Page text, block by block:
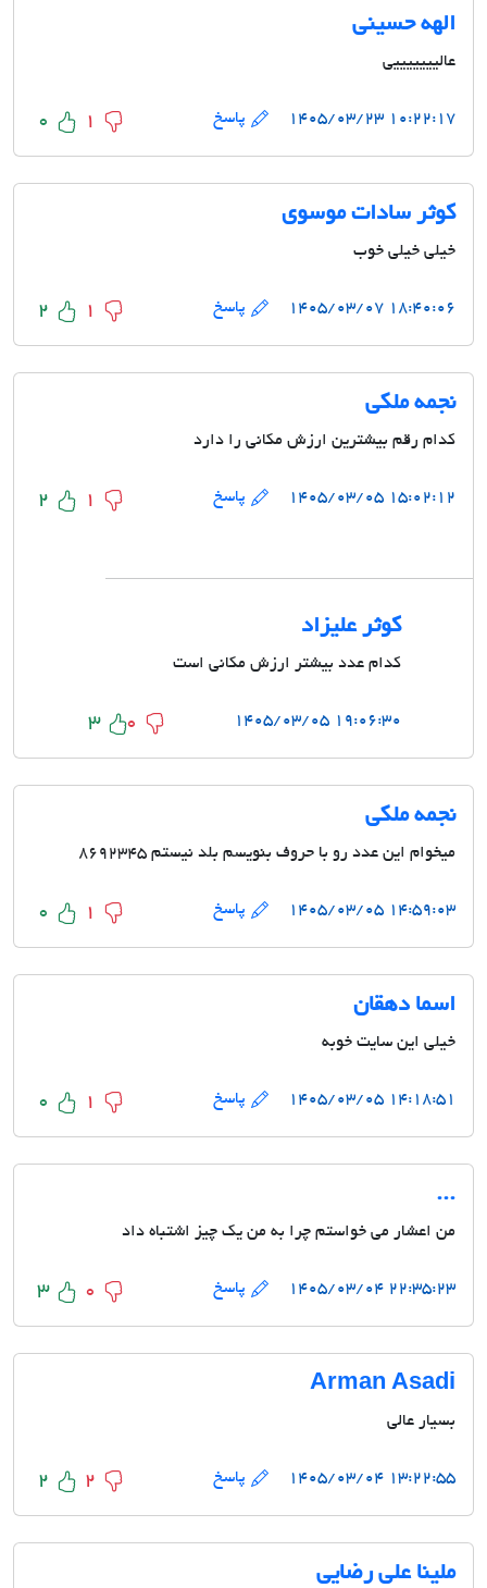
الهه حسینی
عالیییییییی
۱۰:۲۲:۱۷ ۱۴۰۵/۰۳/۲۳ پاسخ 0 1
کوثر سادات موسوی
خیلی خیلی خوب
۱۸:۴۰:۰۶ ۱۴۰۵/۰۳/۰۷ پاسخ 2 1
نجمه ملکی
کدام رقم بیشترین ارزش مکانی را دارد
۱۵:۰۲:۱۲ ۱۴۰۵/۰۳/۰۵ پاسخ 2 1
کوثر علیزاد
کدام عدد بیشتر ارزش مکانی است
۱۹:۰۶:۳۰ ۱۴۰۵/۰۳/۰۵ 3 0
نجمه ملکی
میخوام این عدد رو با حروف بنویسم بلد نیستم ۸۶۹۲۳۴۵
۱۴:۵۹:۰۳ ۱۴۰۵/۰۳/۰۵ پاسخ 0 1
اسما دهقان
خیلی این سایت خوبه
۱۴:۱۸:۵۱ ۱۴۰۵/۰۳/۰۵ پاسخ 0 1
...
من اعشار می خواستم چرا به من یک چیز اشتباه داد
۲۲:۳۵:۲۳ ۱۴۰۵/۰۳/۰۴ پاسخ 3 0
Arman Asadi
بسیار عالی
۱۳:۲۲:۵۵ ۱۴۰۵/۰۳/۰۴ پاسخ 2 2
ملینا علی رضایی